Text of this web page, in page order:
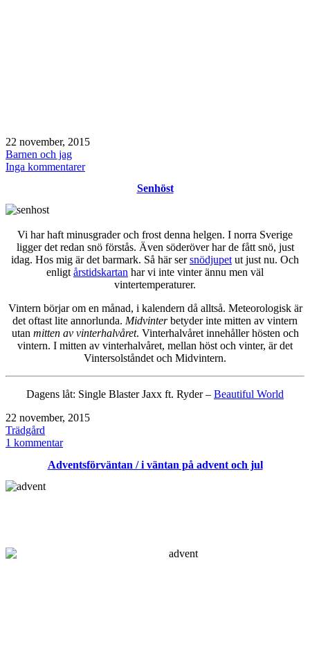
Publicerat
den
22 november, 2015
Kategoriserat
som
Barnen och jag
Inga kommentarertill
Espresso
House
Senhöst
Vi har haft minusgrader och frost denna helgen. I norra Sverige
ligger det redan snö förstås. Även söderöver har de fått snö, just
idag. Hos mig är det barmark. Så här sersnödjupet ut just nu. Och
enligt årstidskartan har vi inte vinter ännu men väl
vintertemperaturer.
Vintern börjar om en månad, i kalendern då alltså. Meteorologisk är
det oftast lite annorlunda. Midvinterbetyder inte mitten av vintern
utan mitten av vinterhalvåret. Vinterhalvåret innehåller hösten och
vintern. I mitten av vinterhalvåret, mellan höst och vinter, är det
Vintersolståndet och Midvintern.
Dagens låt: Single Blaster Jaxx ft. Ryder – Beautiful World
Publicerat
den
22 november, 2015
Kategoriserat
som
Trädgård
1 kommentartill
Adventsförväntan / i väntan på advent och jul